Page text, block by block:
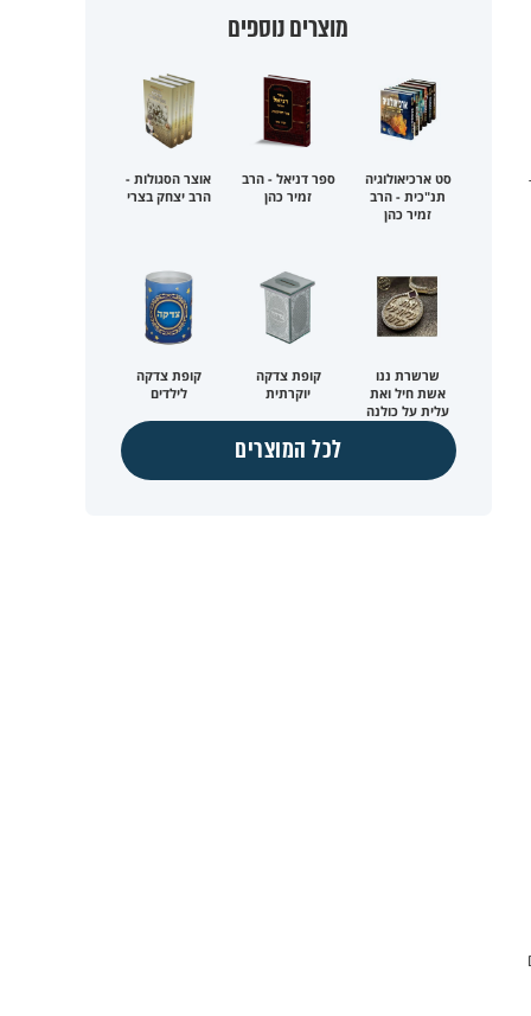
מוצרים נוספים
סט ארכיאולוגיה
תנ"כית - הרב
זמיר כהן
ספר דניאל - הרב
זמיר כהן
אוצר הסגולות -
הרב יצחק בצרי
שרשרת ננו
אשת חיל ואת
עלית על כולנה
קופת צדקה
יוקרתית
קופת צדקה
לילדים
לכל המוצרים